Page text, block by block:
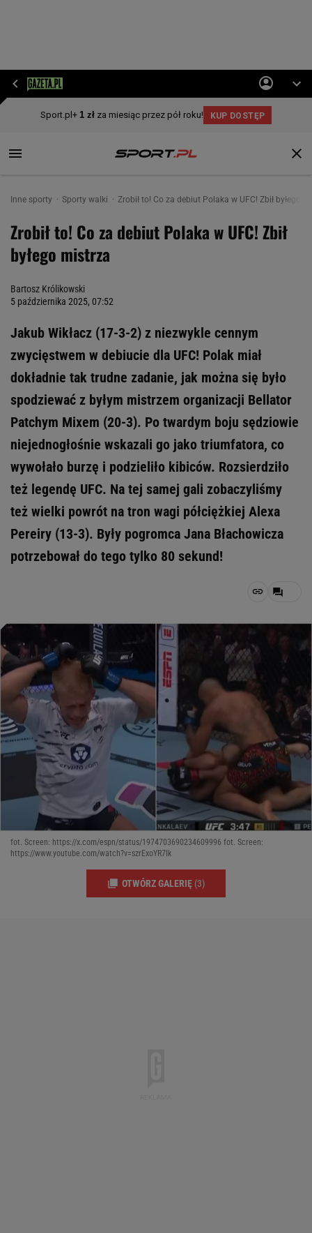
Inne sporty Sporty walki Zrobił to! Co za debiut Polaka w UFC! Zbił byłego
Zrobił to! Co za debiut Polaka w UFC! Zbił
byłego mistrza
Bartosz Królikowski
5 października 2025, 07:52
Jakub Wikłacz (17-3-2) z niezwykle cennym
zwycięstwem w debiucie dla UFC! Polak miał
dokładnie tak trudne zadanie, jak można się było
spodziewać z byłym mistrzem organizacji Bellator
Patchym Mixem (20-3). Po twardym boju sędziowie
niejednogłośnie wskazali go jako triumfatora, co
wywołało burzę i podzieliło kibiców. Rozsierdziło
też legendę UFC. Na tej samej gali zobaczyliśmy
też wielki powrót na tron wagi półciężkiej Alexa
Pereiry (13-3). Były pogromca Jana Błachowicza
potrzebował do tego tylko 80 sekund!
fot. Screen: https://x.com/espn/status/1974703690234609996 fot. Screen:
https://www.youtube.com/watch?v=szrExoYR7Ik
OTWÓRZ GALERIĘ (3)